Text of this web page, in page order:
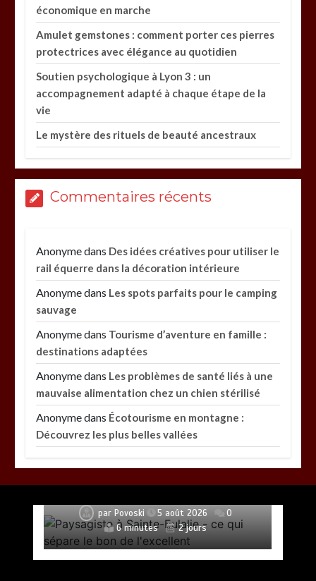
économique en marche
Amulet gemstones : comment porter ces pierres
protectrices avec élégance au quotidien
Soutien psychologique à Lyon 3 : un
accompagnement adapté à chaque étape de la
vie
Le mystère des rituels de beauté ancestraux
Commentaires récents
Anonymedans Des idées créatives pour utiliser le
rail équerre dans la décoration intérieure
Anonymedans Les spots parfaits pour le camping
sauvage
Anonymedans Tourisme d’aventure en famille :
destinations adaptées
Anonymedans Les problèmes de santé liés à une
mauvaise alimentation chez un chien stérilisé
Anonymedans Écotourisme en montagne :
Découvrez les plus belles vallées
Paysagiste à Sainte-Eulalie : ce qui sépare le bon
par Povoski 5 août 2026
0
6 minutes
2 jours